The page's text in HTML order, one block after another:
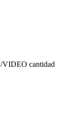
cantidad